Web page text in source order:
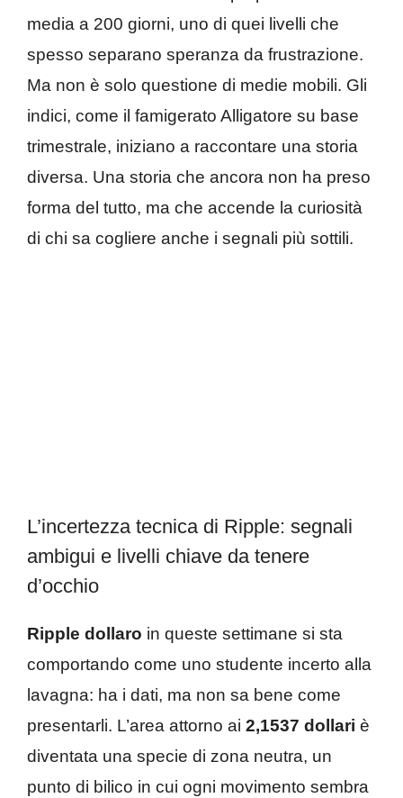
media a 200 giorni, uno di quei livelli che
spesso separano speranza da frustrazione.
Ma non è solo questione di medie mobili. Gli
indici, come il famigerato Alligatore su base
trimestrale, iniziano a raccontare una storia
diversa. Una storia che ancora non ha preso
forma del tutto, ma che accende la curiosità
di chi sa cogliere anche i segnali più sottili.
L’incertezza tecnica di Ripple: segnali
ambigui e livelli chiave da tenere
d’occhio
Ripple dollaro in queste settimane si sta
comportando come uno studente incerto alla
lavagna: ha i dati, ma non sa bene come
presentarli. L’area attorno ai 2,1537 dollari è
diventata una specie di zona neutra, un
punto di bilico in cui ogni movimento sembra